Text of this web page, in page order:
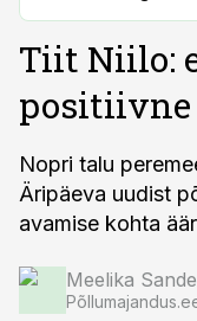
Tiit Niilo:
positiivne
Nopri talu
Äripäeva uudist
avamise kohta
Meelika